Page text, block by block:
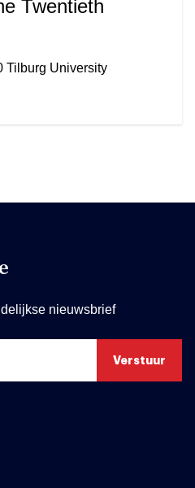
Twentieth
Tilburg University
nieuwsbrief